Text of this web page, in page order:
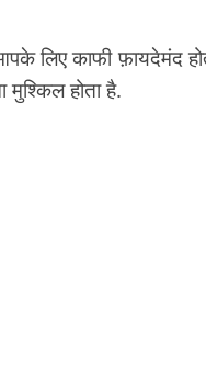
लिए काफी फ़ायदेमंद
होता है.